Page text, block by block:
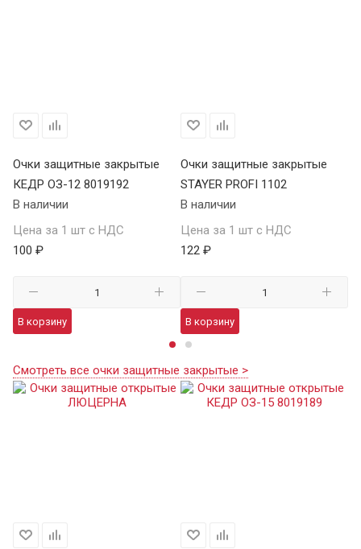
Очки защитные закрытые
КЕДР ОЗ-12 8019192
В наличии
Цена за 1 шт с НДС
100 ₽
В корзину
Очки защитные закрытые
STAYER PROFI 1102
В наличии
Цена за 1 шт с НДС
122 ₽
В корзину
Смотреть все очки защитные закрытые >